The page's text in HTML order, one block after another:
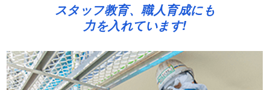
スタッフ教育、職人育成にも
力を入れています!